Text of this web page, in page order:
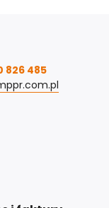
826 485